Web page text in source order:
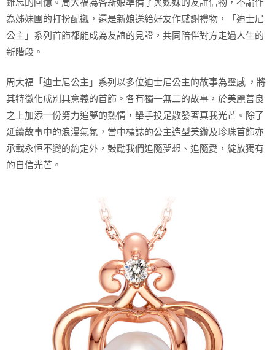
為姊妹團的打扮配襯，還是新娘送給好友作感謝禮物，「迪士尼
公主」系列首飾都能成為友誼的見證，共同陪伴對方走過人生的
新階段。
周大福「迪士尼公主」系列以多位迪士尼公主的故事為靈感 ，將
其特徵化成別具意義的首飾。各有獨一無二的故事，於美麗善良
之上加添一份努力追夢的熱情，舉手投足散發著真我光芒。除了
延續故事中的浪漫氣氛，當中標誌的公主造型美鑽及珍珠首飾亦
承載永恒不變的約定外，鼓勵我們追隨夢想、追隨愛，綻放獨有
的自信光芒。